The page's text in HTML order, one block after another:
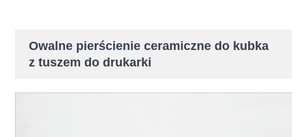
Owalne pierścienie ceramiczne do kubka
z tuszem do drukarki